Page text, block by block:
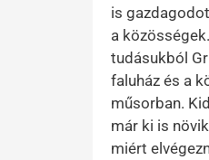
is
a
tudásukból
faluház és a
műsorban.
már ki is
miért